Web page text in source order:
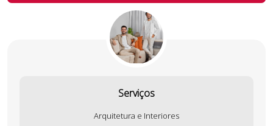
Serviços
Arquitetura e Interiores